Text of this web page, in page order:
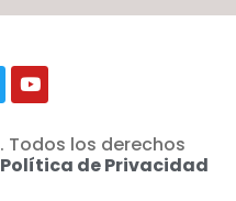
. Todos los derechos
Política de Privacidad